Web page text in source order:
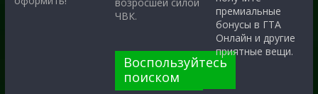
ЧВК.
Воспользуйтесь
поиском
премиальные
бонусы в ГТА
Онлайн и другие
приятные вещи.